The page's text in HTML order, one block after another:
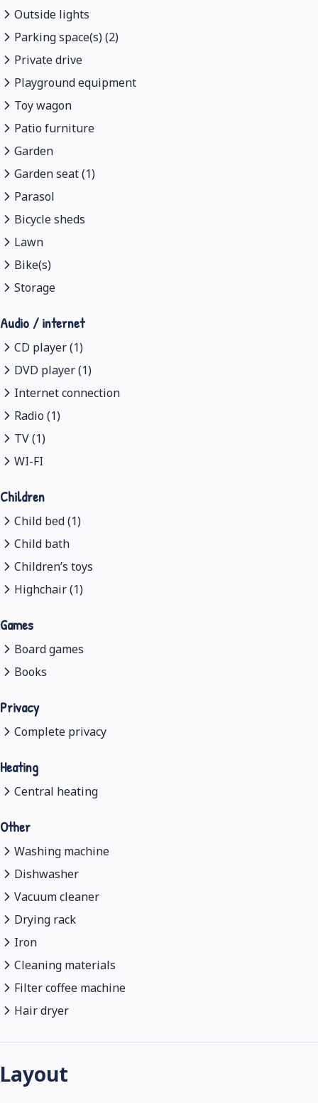
Outside lights
Parking space(s) (2)
Private drive
Playground equipment
Toy wagon
Patio furniture
Garden
Garden seat (1)
Parasol
Bicycle sheds
Lawn
Bike(s)
Storage
Audio / internet
CD player (1)
DVD player (1)
Internet connection
Radio (1)
TV (1)
WI-FI
Children
Child bed (1)
Child bath
Children’s toys
Highchair (1)
Games
Board games
Books
Privacy
Complete privacy
Heating
Central heating
Other
Washing machine
Dishwasher
Vacuum cleaner
Drying rack
Iron
Cleaning materials
Filter coffee machine
Hair dryer
Layout